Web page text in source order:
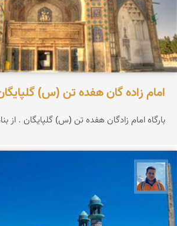
امام زاده گان هفده تن (س)
بارگاه امام زادگان هفده تن (س) گلپایگان . از